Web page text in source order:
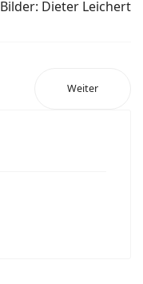
Bilder: Dieter Leichert
Weiter